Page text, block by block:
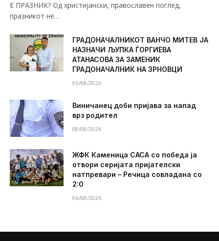
Е ПРАЗНИК? Од христијански, православен поглед,
празникот не…
ГРАДОНАЧАЛНИКОТ ВАНЧО МИТЕВ ЈА
НАЗНАЧИ ЉУПКА ЃОРГИЕВА
АТАНАСОВА ЗА ЗАМЕНИК
ГРАДОНАЧАЛНИК НА ЗРНОВЦИ
05/08/2026
Виничанец доби пријава за напад
врз родител
08/08/2026
ЖФК Каменица САСА со победа ја
отвори серијата пријателски
натпревари – Речица совладана со
2:0
06/08/2026